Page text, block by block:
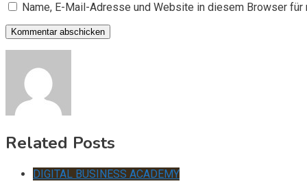
Name, E-Mail-Adresse und Website in diesem Browser
Related Posts
DIGITAL BUSINESS ACADEMY